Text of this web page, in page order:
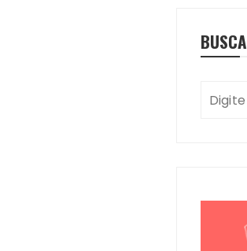
BUSCA